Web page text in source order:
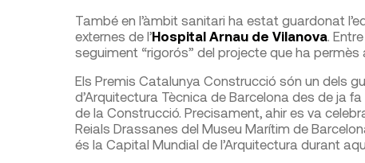
També en l’àmbit sanitari ha estat guardonat
externes de l’Hospital Arnau de Vilanova .
seguiment “rigorós” del projecte que ha permès
Els Premis Catalunya Construcció són un dels
d’Arquitectura Tècnica de Barcelona des de ja
de la Construcció. Precisament, ahir es va
Reials Drassanes del Museu Marítim de
és la Capital Mundial de l’Arquitectura durant